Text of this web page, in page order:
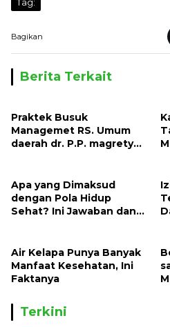
Tag:
Bagikan
Berita Terkait
Praktek Busuk
Managemet RS. Umum
daerah dr. P.P. magrety
Apa yang Dimaksud
dengan Pola Hidup
Sehat? Ini Jawaban dan
Air Kelapa Punya Banyak
Manfaat Kesehatan, Ini
Faktanya
Terkini